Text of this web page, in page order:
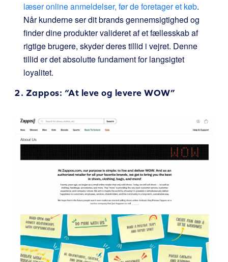
læser online anmeldelser, før de foretager et køb.
Når kunderne ser dit brands gennemsigtighed og
finder dine produkter valideret af et fællesskab af
rigtige brugere, skyder deres tillid i vejret. Denne
tillid er det absolutte fundament for langsigtet
loyalitet.
2. Zappos: “At leve og levere WOW”